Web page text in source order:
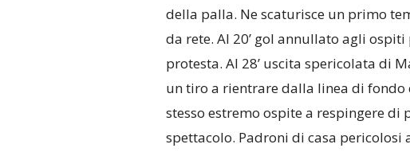
della palla. Ne scaturisce un primo
da rete. Al 20’ gol annullato agli
protesta. Al 28’ uscita spericolata di
un tiro a rientrare dalla linea di fondo
stesso estremo ospite a respingere di
spettacolo. Padroni di casa pericolosi